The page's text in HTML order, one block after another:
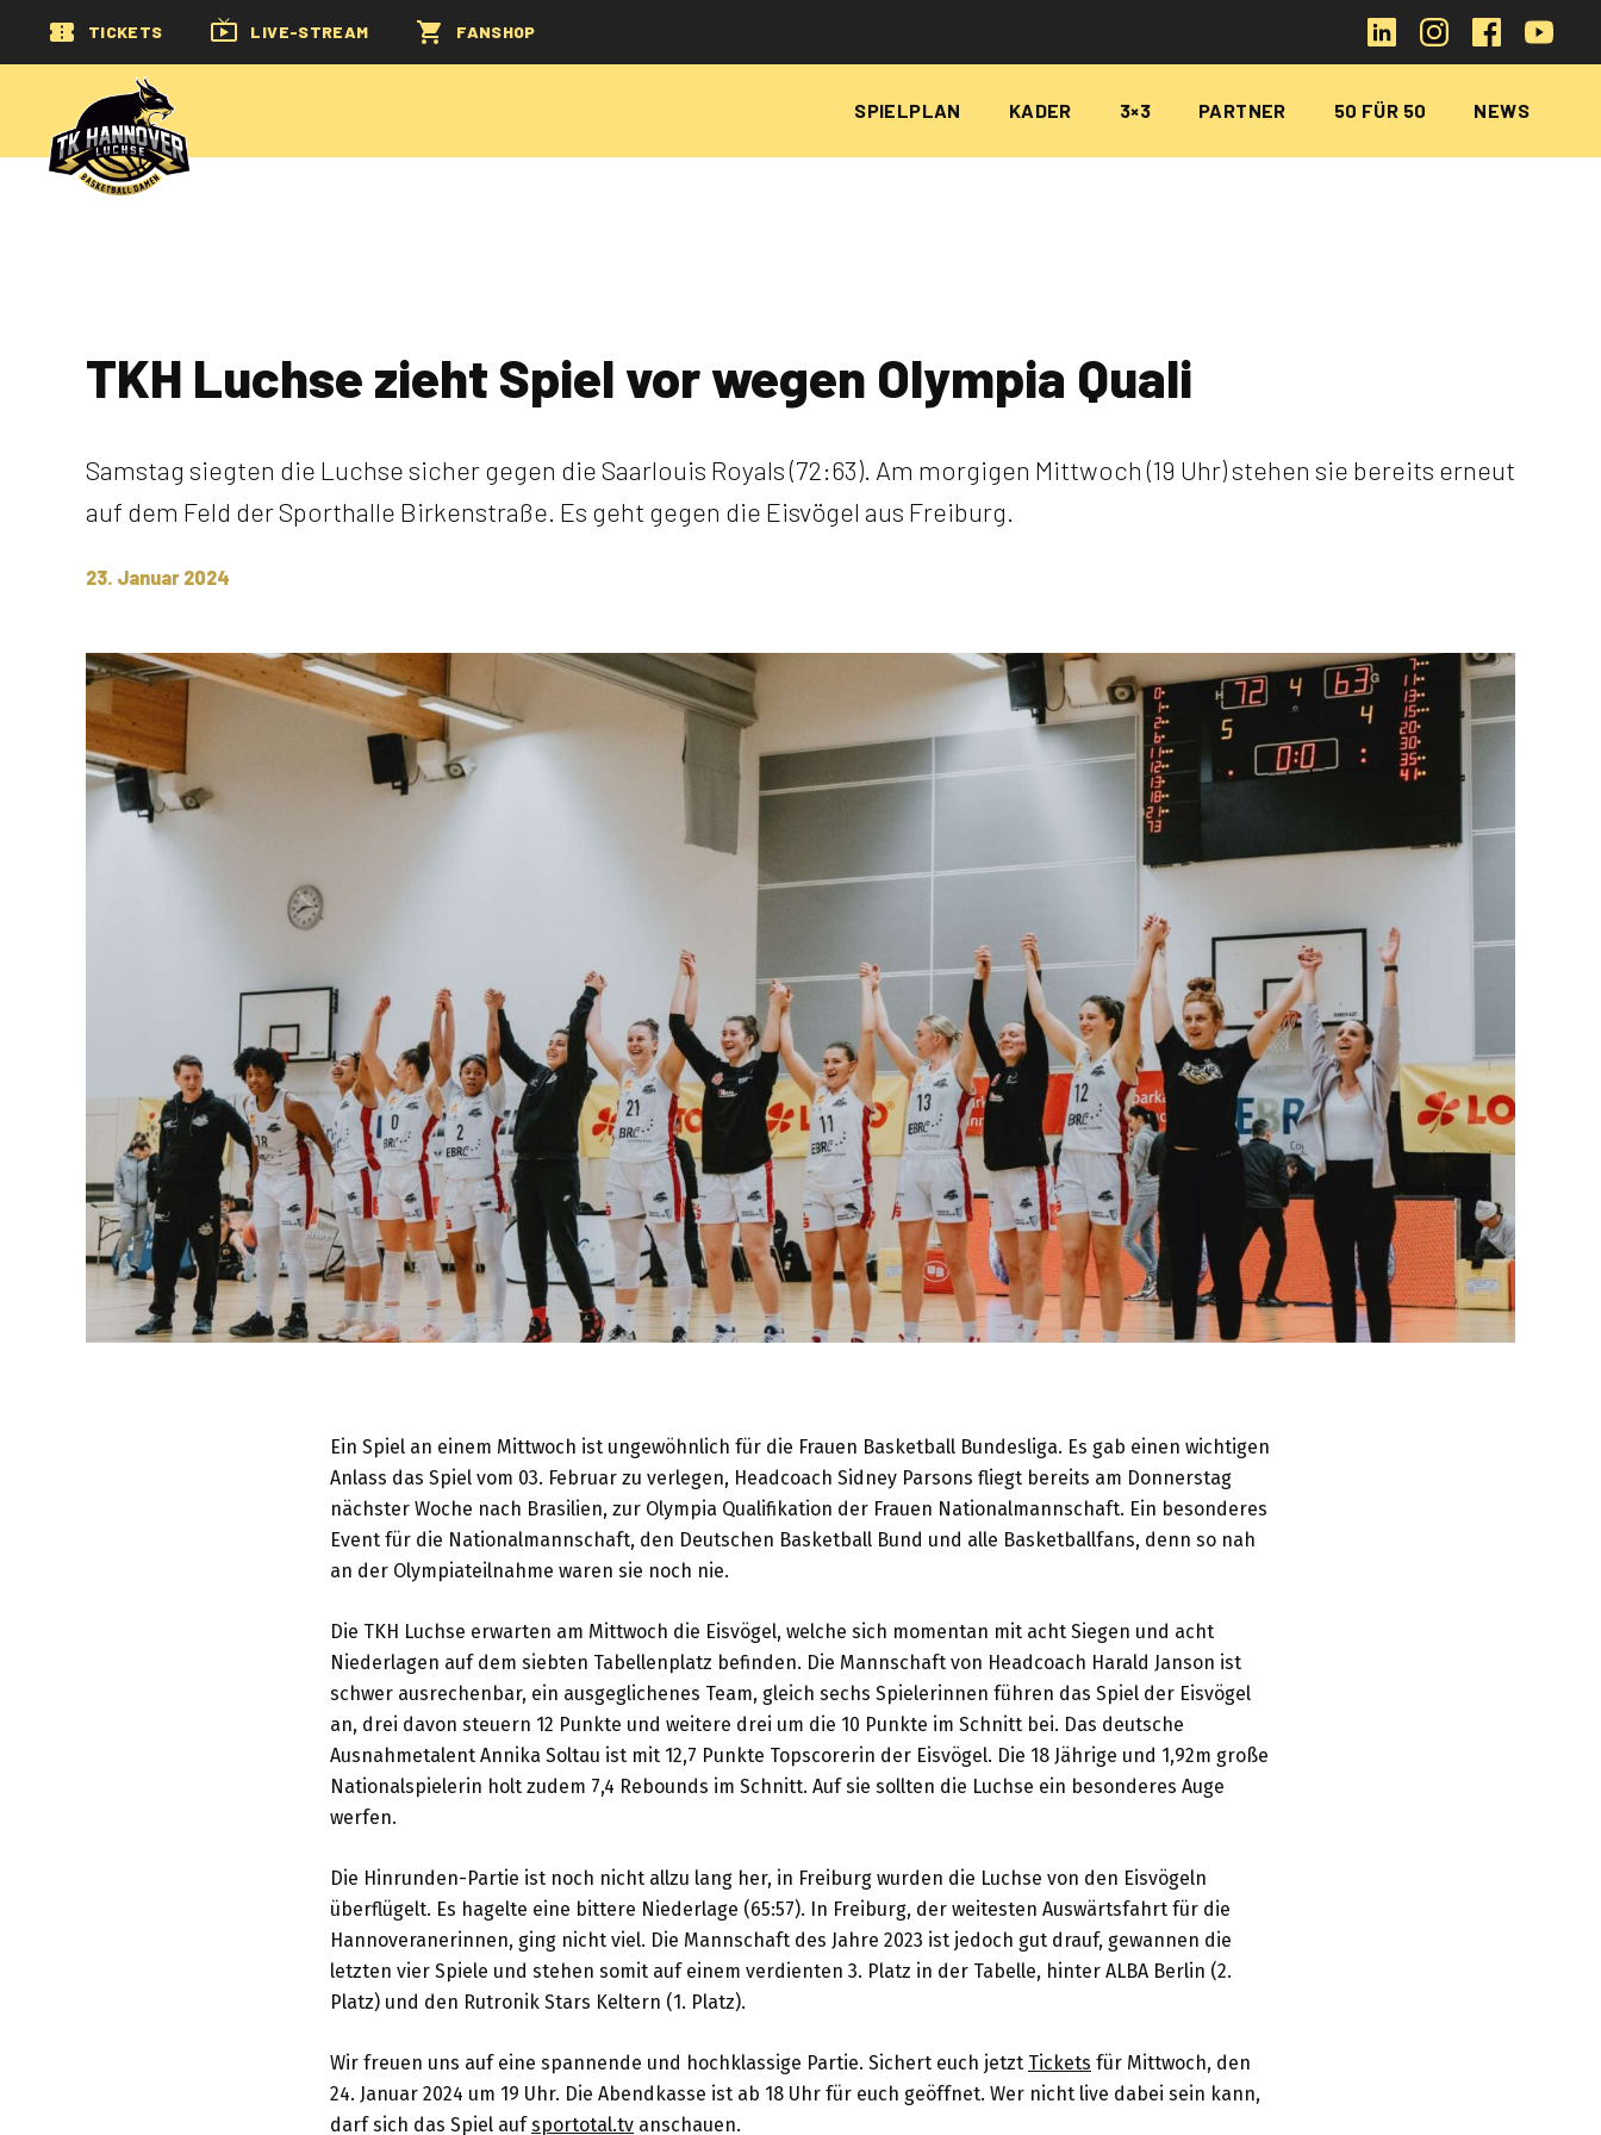
TICKETS LIVE-STREAM FANSHOP
SPIELPLAN KADER 3×3 PARTNER 50 FÜR 50 NEWS
TKH Luchse zieht Spiel vor wegen Olympia Quali
Samstag siegten die Luchse sicher gegen die Saarlouis Royals (72:63). Am morgigen Mittwoch (19 Uhr) stehen sie bereits erneut
auf dem Feld der Sporthalle Birkenstraße. Es geht gegen die Eisvögel aus Freiburg.
23. Januar 2024
Ein Spiel an einem Mittwoch ist ungewöhnlich für die Frauen Basketball Bundesliga. Es gab einen wichtigen
Anlass das Spiel vom 03. Februar zu verlegen, Headcoach Sidney Parsons fliegt bereits am Donnerstag
nächster Woche nach Brasilien, zur Olympia Qualifikation der Frauen Nationalmannschaft. Ein besonderes
Event für die Nationalmannschaft, den Deutschen Basketball Bund und alle Basketballfans, denn so nah
an der Olympiateilnahme waren sie noch nie.
Die TKH Luchse erwarten am Mittwoch die Eisvögel, welche sich momentan mit acht Siegen und acht
Niederlagen auf dem siebten Tabellenplatz befinden. Die Mannschaft von Headcoach Harald Janson ist
schwer ausrechenbar, ein ausgeglichenes Team, gleich sechs Spielerinnen führen das Spiel der Eisvögel
an, drei davon steuern 12 Punkte und weitere drei um die 10 Punkte im Schnitt bei. Das deutsche
Ausnahmetalent Annika Soltau ist mit 12,7 Punkte Topscorerin der Eisvögel. Die 18 Jährige und 1,92m große
Nationalspielerin holt zudem 7,4 Rebounds im Schnitt. Auf sie sollten die Luchse ein besonderes Auge
werfen.
Die Hinrunden-Partie ist noch nicht allzu lang her, in Freiburg wurden die Luchse von den Eisvögeln
überflügelt. Es hagelte eine bittere Niederlage (65:57). In Freiburg, der weitesten Auswärtsfahrt für die
Hannoveranerinnen, ging nicht viel. Die Mannschaft des Jahre 2023 ist jedoch gut drauf, gewannen die
letzten vier Spiele und stehen somit auf einem verdienten 3. Platz in der Tabelle, hinter ALBA Berlin (2.
Platz) und den Rutronik Stars Keltern (1. Platz).
Wir freuen uns auf eine spannende und hochklassige Partie. Sichert euch jetzt Tickets für Mittwoch, den
24. Januar 2024 um 19 Uhr. Die Abendkasse ist ab 18 Uhr für euch geöffnet. Wer nicht live dabei sein kann,
darf sich das Spiel aufsportotal.tv anschauen.